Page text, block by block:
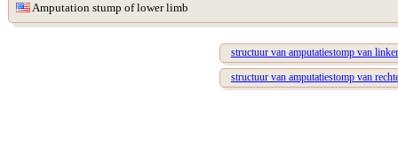
Amputation stump of lower limb
structuur van amputatiestomp van
structuur van amputatiestomp van